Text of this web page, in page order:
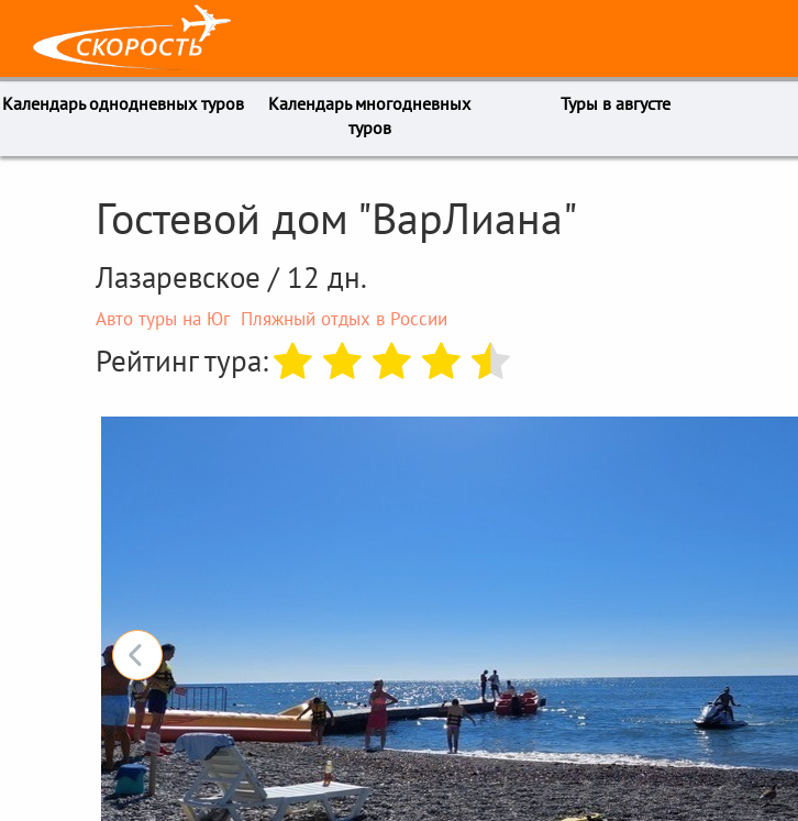
Календарь однодневных туров
Календарь многодневных
туров
Туры в августе
Гостевой дом "ВарЛиана"
Лазаревское / 12 дн.
Авто туры на Юг Пляжный отдых в России
Рейтинг тура: